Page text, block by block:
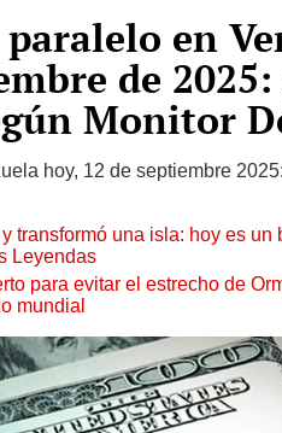
en
de
Monitor
hoy, 12 de septiembre
transformó una isla: hoy es un
Leyendas
para evitar el estrecho de
mundial